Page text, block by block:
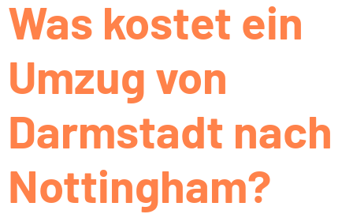
Was kostet ein
Umzug von
Darmstadt nach
Nottingham?